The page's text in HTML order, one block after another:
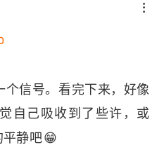
而在这个过程中，我们
我们就可以用崭新的目
实关于找寻某种东西的念
己要去寻找一些东西，
个信号。看完下来，好像
自己吸收到了些许，或
平静吧😁